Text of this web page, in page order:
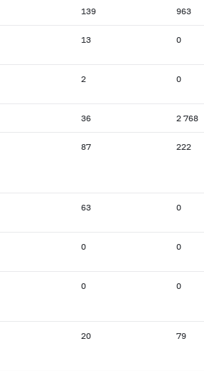
139 963
13 0
2 0
36 2 768
87 222
63 0
0 0
0 0
20 79